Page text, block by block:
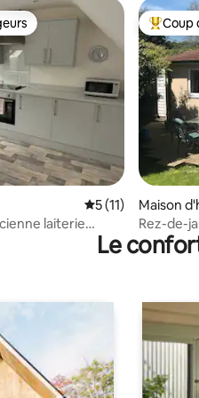
Évaluation
5 (11)
laiterie
Coups
Coup
Maison
Rez-de-
Le